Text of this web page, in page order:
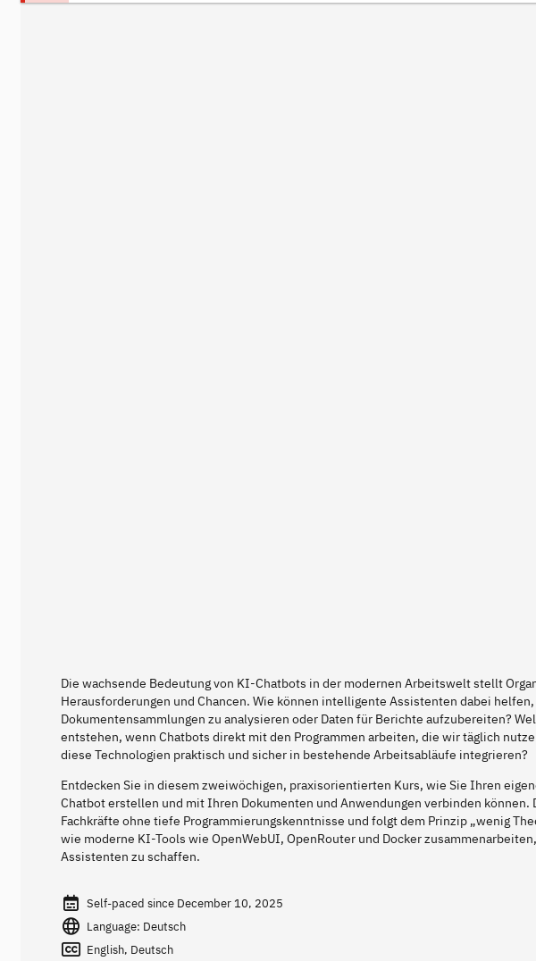
Die wachsende Bedeutung von KI-Chatbots in der modernen Arbeitswelt stellt
Herausforderungen und Chancen. Wie können intelligente Assistenten dabei
Dokumentensammlungen zu analysieren oder Daten für Berichte aufzubereiten?
entstehen, wenn Chatbots direkt mit den Programmen arbeiten, die wir täglich
diese Technologien praktisch und sicher in bestehende Arbeitsabläufe integrieren?
Entdecken Sie in diesem zweiwöchigen, praxisorientierten Kurs, wie Sie Ihren
Chatbot erstellen und mit Ihren Dokumenten und Anwendungen verbinden können.
Fachkräfte ohne tiefe Programmierungskenntnisse und folgt dem Prinzip „wenig
wie moderne KI-Tools wie OpenWebUI, OpenRouter und Docker
Assistenten zu schaffen.
Self-paced since December 10, 2025
Language: Deutsch
English, Deutsch